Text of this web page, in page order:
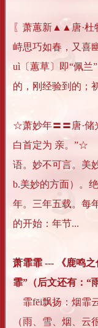
〖萧蕙新▲▲唐·杜
峙思巧如春，又
uì〔蕙草〕即“佩兰
的，刚经验到的；
☆萧妙年〓〓唐·储
白首定为 亲。”☆
语。妙不可言。美
b.美妙的方面）。
年。三年五载。每
的开始：年节...
萧霏霏 --- 《鹿鸣
霏”（后文还有：“
霏fēi飘扬：烟霏
（雨、雪、烟、云